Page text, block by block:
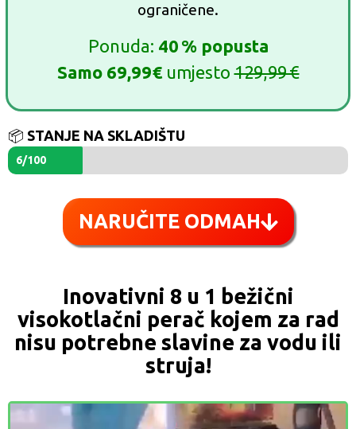
ograničene.
Ponuda: 40 % popusta
Samo 69,99€umjesto129,99 €
📦 STANJE NA SKLADIŠTU
6/100
NARUČITE ODMAH
Inovativni 8 u 1 bežični
visokotlačni perač kojem za rad
nisu potrebne slavine za vodu ili
struja!